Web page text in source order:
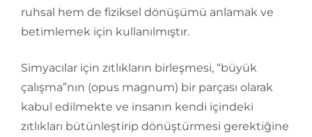
ruhsal hem de fiziksel dönüşümü anlamak ve
betimlemek için kullanılmıştır.
Simyacılar için zıtlıkların birleşmesi, “büyük
çalışma”nın (opus magnum) bir parçası olarak
kabul edilmekte ve insanın kendi içindeki
zıtlıkları bütünleştirip dönüştürmesi gerektiğine